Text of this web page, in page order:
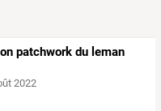
patchwork du leman
2022